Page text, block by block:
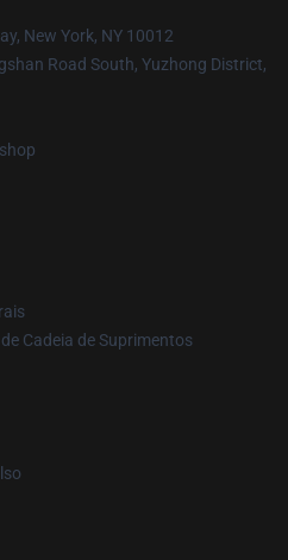
New York, NY 10012
Road South, Yuzhong District,
Cadeia de Suprimentos